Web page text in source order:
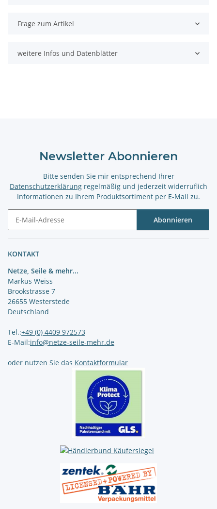
Frage zum Artikel
weitere Infos und Datenblätter
Newsletter Abonnieren
Bitte senden Sie mir entsprechend Ihrer
Datenschutzerklärung regelmäßig und jederzeit widerruflich
Informationen zu Ihrem Produktsortiment per E-Mail zu.
Abonnieren
KONTAKT
Netze, Seile & mehr...
Markus Weiss
Brookstrasse 7
26655 Westerstede
Deutschland
Tel.:+49 (0) 4409 972573
E-Mail:info@netze-seile-mehr.de
oder nutzen Sie das Kontaktformular